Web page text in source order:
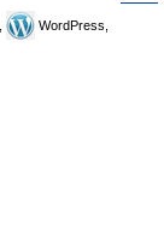
WordPress,